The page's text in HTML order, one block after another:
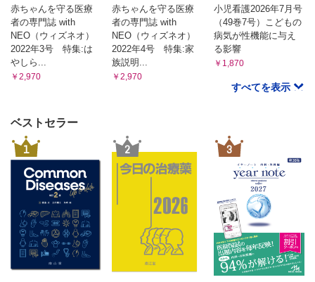
赤ちゃんを守る医療
者の専門誌 with
NEO（ウィズネオ）
2022年3号 特集:は
やしら...
￥2,970
赤ちゃんを守る医療
者の専門誌 with
NEO（ウィズネオ）
2022年4号 特集:家
族説明...
￥2,970
小児看護2026年7月号
（49巻7号）こどもの
病気が性機能に与え
る影響
￥1,870
すべてを表示
ベストセラー
1 2 3